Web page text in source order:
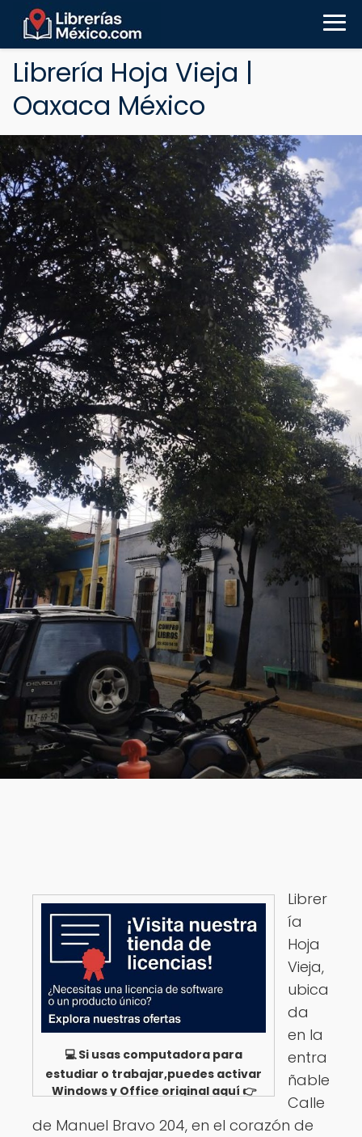
Librería Hoja Vieja |
Oaxaca México
💻 Si usas computadora para
estudiar o trabajar,puedes activar
Windows y Office original aquí 👉
Librer
ía
Hoja
Vieja,
ubica
da
en la
entra
ñable
Calle
de Manuel Bravo 204, en el corazón de